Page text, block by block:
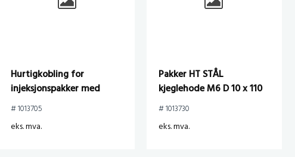
Hurtigkobling for
injeksjonspakker med
konisk nippel
# 1013705
eks. mva.
Pakker HT STÅL
kjeglehode M6 D 10 x 110
mm
# 1013730
eks. mva.